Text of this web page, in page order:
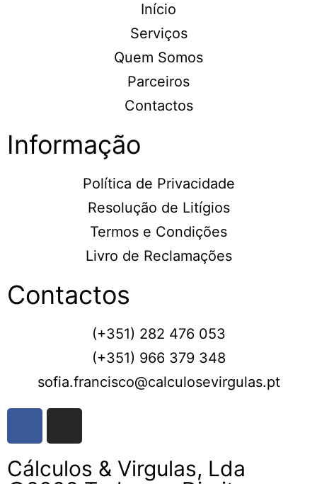
Início
Serviços
Quem Somos
Parceiros
Contactos
Informação
Política de Privacidade
Resolução de Litígios
Termos e Condições
Livro de Reclamações
Contactos
(+351) 282 476 053
(+351) 966 379 348
sofia.francisco@calculosevirgulas.pt
Cálculos & Virgulas, Lda